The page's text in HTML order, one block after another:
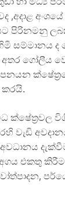
පිරිනමනු
ද
ගෝලීය
ක්ෂේත්‍රවල
අගය එකතු